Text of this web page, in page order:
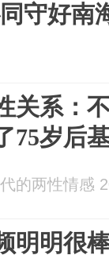
守好南
关系：
75岁后
的两性情感
明明很